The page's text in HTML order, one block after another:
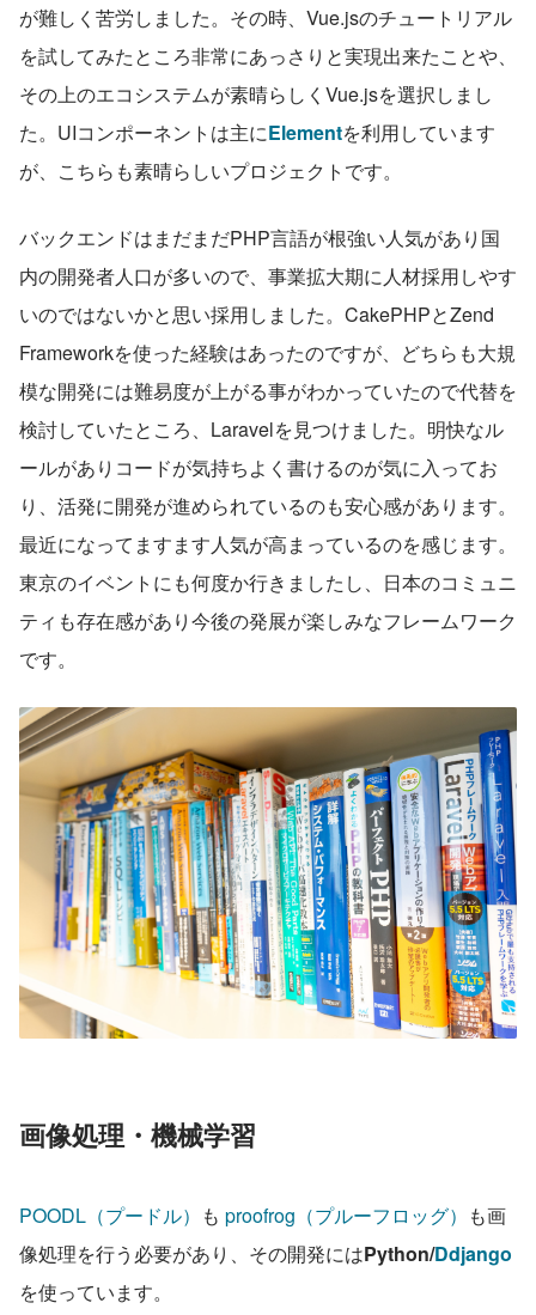
が難しく苦労しました。その時、Vue.jsのチュートリアル
を試してみたところ非常にあっさりと実現出来たことや、
その上のエコシステムが素晴らしくVue.jsを選択しまし
た。UIコンポーネントは主にElementを利用しています
が、こちらも素晴らしいプロジェクトです。
バックエンドはまだまだPHP言語が根強い人気があり国
内の開発者人口が多いので、事業拡大期に人材採用しやす
いのではないかと思い採用しました。CakePHPとZend
Frameworkを使った経験はあったのですが、どちらも大規
模な開発には難易度が上がる事がわかっていたので代替を
検討していたところ、Laravelを見つけました。明快なル
ールがありコードが気持ちよく書けるのが気に入ってお
り、活発に開発が進められているのも安心感があります。
最近になってますます人気が高まっているのを感じます。
東京のイベントにも何度か行きましたし、日本のコミュニ
ティも存在感があり今後の発展が楽しみなフレームワーク
です。
画像処理・機械学習
POODL（プードル） も proofrog（プルーフロッグ） も画
像処理を行う必要があり、その開発にはPython/Ddjango
を使っています。